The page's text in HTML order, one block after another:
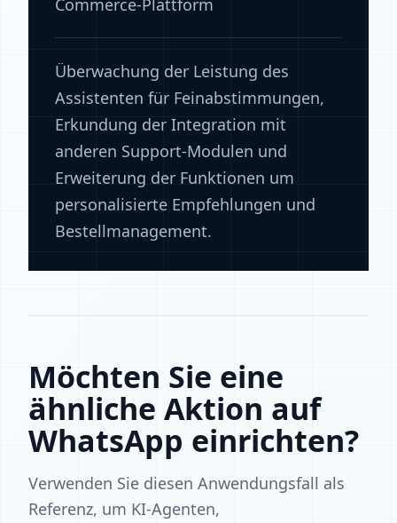
Commerce-Plattform
Überwachung der Leistung des
Assistenten für Feinabstimmungen,
Erkundung der Integration mit
anderen Support-Modulen und
Erweiterung der Funktionen um
personalisierte Empfehlungen und
Bestellmanagement.
Möchten Sie eine
ähnliche Aktion auf
WhatsApp einrichten?
Verwenden Sie diesen Anwendungsfall als
Referenz, um KI-Agenten,